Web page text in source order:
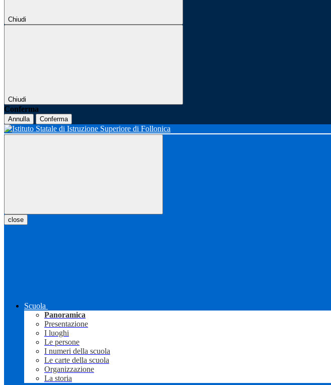
Chiudi
Chiudi
Conferma
Annulla Conferma
close
Scuola
Panoramica
Presentazione
I luoghi
Le persone
I numeri della scuola
Le carte della scuola
Organizzazione
La storia